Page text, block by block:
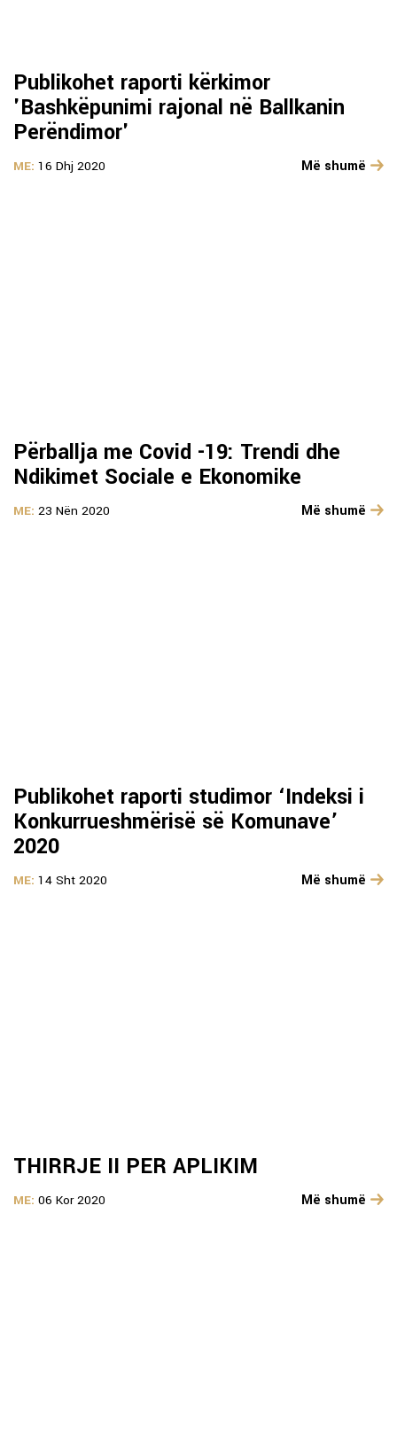
Publikohet raporti kërkimor
'Bashkëpunimi rajonal në Ballkanin
Perëndimor'
ME: 16 Dhj 2020 Më shumë
Përballja me Covid -19: Trendi dhe
Ndikimet Sociale e Ekonomike
ME: 23 Nën 2020 Më shumë
Publikohet raporti studimor ‘Indeksi i
Konkurrueshmërisë së Komunave’
2020
ME: 14 Sht 2020 Më shumë
THIRRJE II PER APLIKIM
ME: 06 Kor 2020 Më shumë